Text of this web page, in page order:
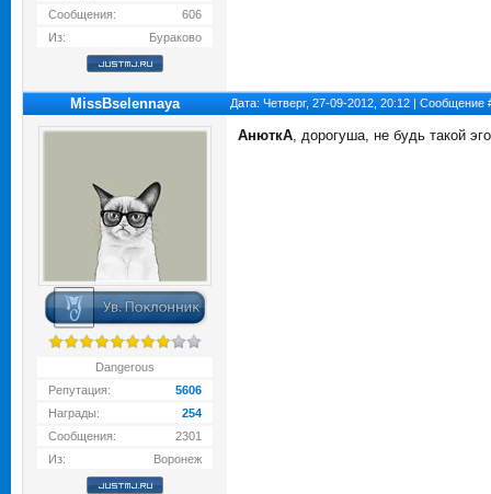
Сообщения:
606
Из:
Бураково
MissBselennaya Дата: Четверг, 27-09-2012, 20:12 | Сообщение
Dangerous
Репутация:
5606
Награды:
254
Сообщения:
2301
Из:
Воронеж
АнюткA, дорогуша, не будь такой